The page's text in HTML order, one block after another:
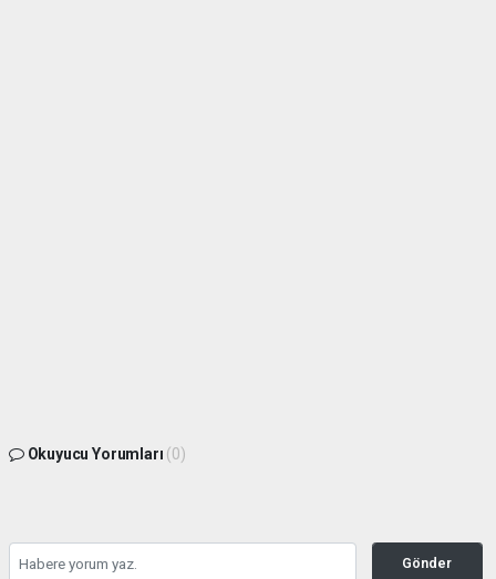
Okuyucu Yorumları (0)
Gönder